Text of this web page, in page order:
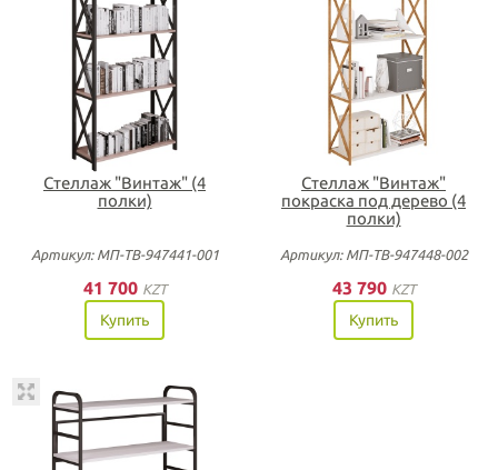
Стеллаж "Винтаж" (4
полки)
Артикул: МП-ТВ-947441-001
41 700 KZT
Купить
Стеллаж "Винтаж"
покраска под дерево (4
полки)
Артикул: МП-ТВ-947448-002
43 790 KZT
Купить